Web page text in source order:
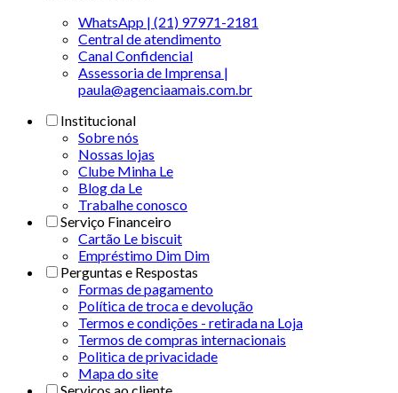
WhatsApp | (21) 97971-2181
Central de atendimento
Canal Confidencial
Assessoria de Imprensa |
paula@agenciaamais.com.br
Institucional
Sobre nós
Nossas lojas
Clube Minha Le
Blog da Le
Trabalhe conosco
Serviço Financeiro
Cartão Le biscuit
Empréstimo Dim Dim
Perguntas e Respostas
Formas de pagamento
Política de troca e devolução
Termos e condições - retirada na Loja
Termos de compras internacionais
Politica de privacidade
Mapa do site